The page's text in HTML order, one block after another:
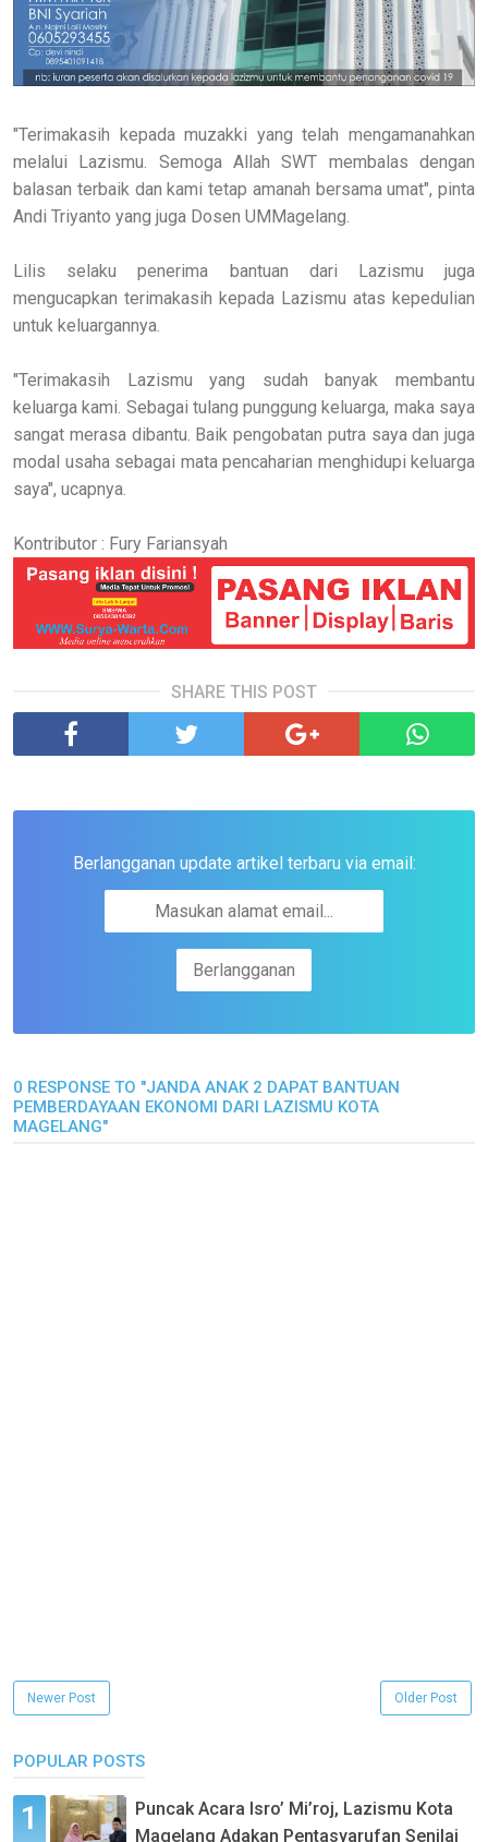
"Terimakasih kepada muzakki yang telah mengamanahkan
melalui Lazismu. Semoga Allah SWT membalas dengan
balasan terbaik dan kami tetap amanah bersama umat", pinta
Andi Triyanto yang juga Dosen UMMagelang.
Lilis selaku penerima bantuan dari Lazismu juga
mengucapkan terimakasih kepada Lazismu atas kepedulian
untuk keluargannya.
"Terimakasih Lazismu yang sudah banyak membantu
keluarga kami. Sebagai tulang punggung keluarga, maka saya
sangat merasa dibantu. Baik pengobatan putra saya dan juga
modal usaha sebagai mata pencaharian menghidupi keluarga
saya", ucapnya.
Kontributor : Fury Fariansyah
SHARE THIS POST
Berlangganan update artikel terbaru via email:
0 RESPONSE TO "JANDA ANAK 2 DAPAT BANTUAN
PEMBERDAYAAN EKONOMI DARI LAZISMU KOTA
MAGELANG"
Newer Post Older Post
POPULAR POSTS
Puncak Acara Isro’ Mi’roj, Lazismu Kota
Magelang Adakan Pentasyarufan Senilai